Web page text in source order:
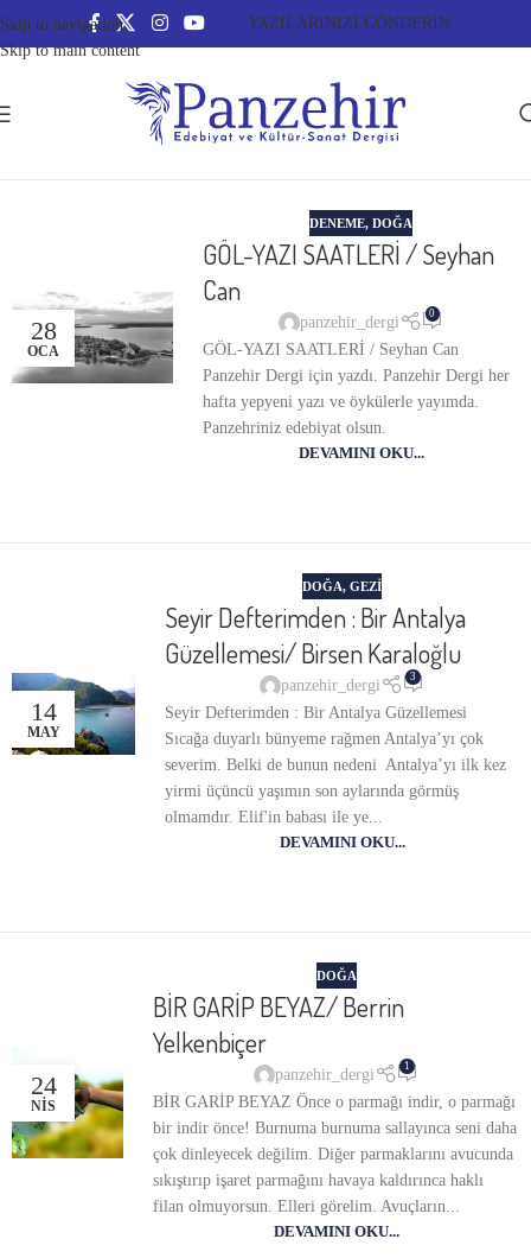
Skip to navigation
Skip to main content
YAZILARINIZI GÖNDERİN
28
OCA
DENEME,DOĞA
GÖL-YAZI SAATLERİ / Seyhan
Can
panzehir_dergi 0
GÖL-YAZI SAATLERİ / Seyhan Can
Panzehir Dergi için yazdı. Panzehir Dergi her
hafta yepyeni yazı ve öykülerle yayımda.
Panzehriniz edebiyat olsun.
DEVAMINI OKU...
14
MAY
DOĞA,GEZI
Seyir Defterimden : Bir Antalya
Güzellemesi/ Birsen Karaloğlu
panzehir_dergi 3
Seyir Defterimden : Bir Antalya Güzellemesi
Sıcağa duyarlı bünyeme rağmen Antalya’yı çok
severim. Belki de bunun nedeni Antalya’yı ilk kez
yirmi üçüncü yaşımın son aylarında görmüş
olmamdır. Elif'in babası ile ye...
DEVAMINI OKU...
24
NIS
DOĞA
BİR GARİP BEYAZ/ Berrin
Yelkenbiçer
panzehir_dergi 1
BİR GARİP BEYAZ Önce o parmağı indir, o parmağı
bir indir önce! Burnuma burnuma sallayınca seni daha
çok dinleyecek değilim. Diğer parmaklarını avucunda
sıkıştırıp işaret parmağını havaya kaldırınca haklı
filan olmuyorsun. Elleri görelim. Avuçların...
DEVAMINI OKU...